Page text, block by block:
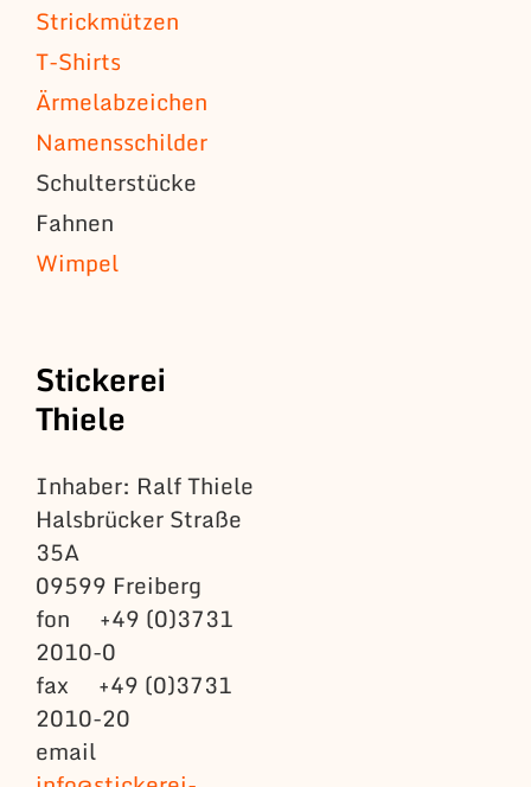
Strickmützen
T-Shirts
Ärmelabzeichen
Namensschilder
Schulterstücke
Fahnen
Wimpel
Stickerei
Thiele
Inhaber: Ralf Thiele
Halsbrücker Straße
35A
09599 Freiberg
fon +49 (0)3731
2010-0
fax +49 (0)3731
2010-20
email